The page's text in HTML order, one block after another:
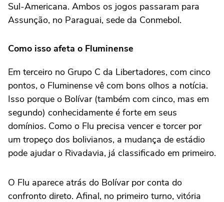
Sul-Americana. Ambos os jogos passaram para
Assunção, no Paraguai, sede da Conmebol.
Como isso afeta o Fluminense
Em terceiro no Grupo C da Libertadores, com cinco
pontos, o Fluminense vê com bons olhos a notícia.
Isso porque o Bolívar (também com cinco, mas em
segundo) conhecidamente é forte em seus
domínios. Como o Flu precisa vencer e torcer por
um tropeço dos bolivianos, a mudança de estádio
pode ajudar o Rivadavia, já classificado em primeiro.
O Flu aparece atrás do Bolívar por conta do
confronto direto. Afinal, no primeiro turno, vitória